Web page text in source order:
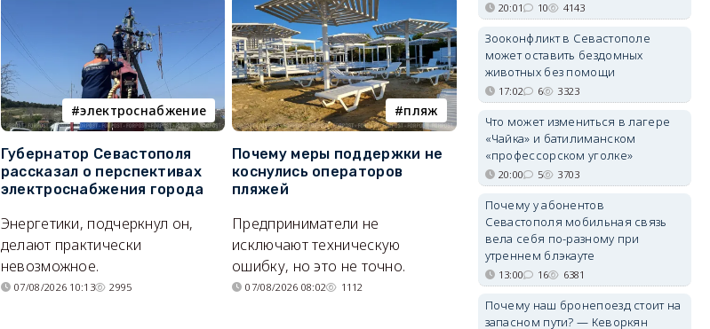
электроснабжение
Губернатор Севастополя
рассказал о перспективах
электроснабжения города
Энергетики, подчеркнул он,
делают практически
невозможное.
07/08/2026 10:13 2995
пляж
Почему меры поддержки не
коснулись операторов
пляжей
Предприниматели не
исключают техническую
ошибку, но это не точно.
07/08/2026 08:02 1112
Украинские дроны заставили
севастопольцев задуматься
о страховании
По сравнению с ожиданием
компенсации от государства
способ более дорогой, но и
более надежный.
06/08/2026 20:01 4143
20:01 10 4143
Зооконфликт в Севастополе
может оставить бездомных
животных без помощи
17:02 6 3323
Что может измениться в лагере
«Чайка» и батилиманском
«профессорском уголке»
20:00 5 3703
Почему у абонентов
Севастополя мобильная связь
вела себя по-разному при
утреннем блэкауте
13:00 16 6381
Почему наш бронепоезд стоит на
запасном пути? — Кеворкян